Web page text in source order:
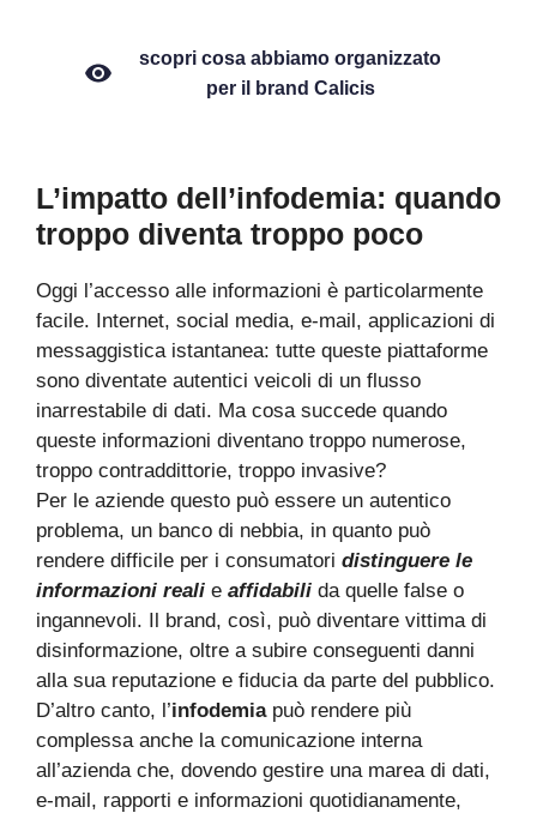
scopri cosa abbiamo organizzato
per il brand Calicis
L’impatto dell’infodemia: quando
troppo diventa troppo poco
Oggi l’accesso alle informazioni è particolarmente
facile. Internet, social media, e-mail, applicazioni di
messaggistica istantanea: tutte queste piattaforme
sono diventate autentici veicoli di un flusso
inarrestabile di dati. Ma cosa succede quando
queste informazioni diventano troppo numerose,
troppo contraddittorie, troppo invasive?
Per le aziende questo può essere un autentico
problema, un banco di nebbia, in quanto può
rendere difficile per i consumatori distinguere le
informazioni reali e affidabili da quelle false o
ingannevoli. Il brand, così, può diventare vittima di
disinformazione, oltre a subire conseguenti danni
alla sua reputazione e fiducia da parte del pubblico.
D’altro canto, l’infodemiapuò rendere più
complessa anche la comunicazione interna
all’azienda che, dovendo gestire una marea di dati,
e-mail, rapporti e informazioni quotidianamente,